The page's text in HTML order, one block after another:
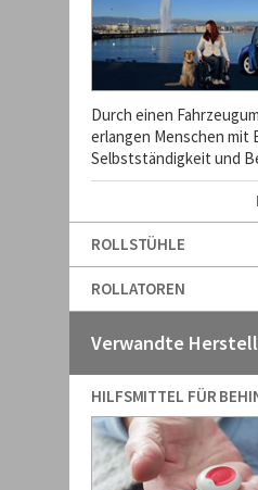
Durch einen
erlangen Menschen mit
Selbstständigkeit und
ROLLSTÜHLE
ROLLATOREN
Verwandte
HILFSMITTEL FÜR